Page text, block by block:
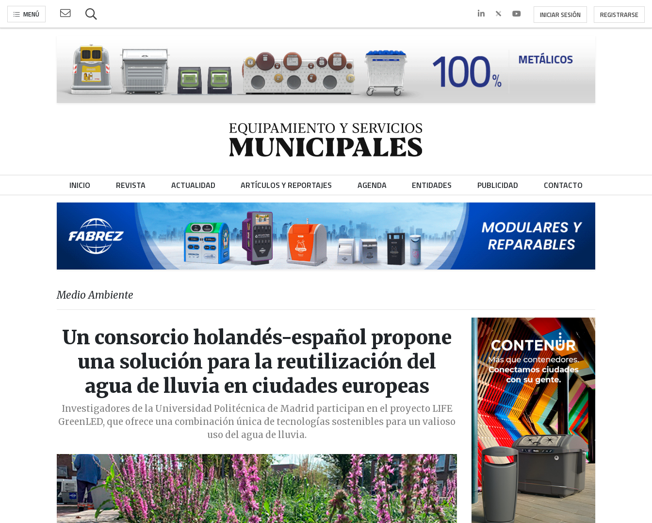
MENÚ INICIAR SESIÓN REGISTRARSE
INICIO REVISTA ACTUALIDAD ARTÍCULOS Y REPORTAJES AGENDA ENTIDADES PUBLICIDAD CONTACTO
Medio Ambiente
Un consorcio holandés-español propone
una solución para la reutilización del
agua de lluvia en ciudades europeas
Investigadores de la Universidad Politécnica de Madrid participan en el proyecto LIFE
GreenLED, que ofrece una combinación única de tecnologías sostenibles para un valioso
uso del agua de lluvia.